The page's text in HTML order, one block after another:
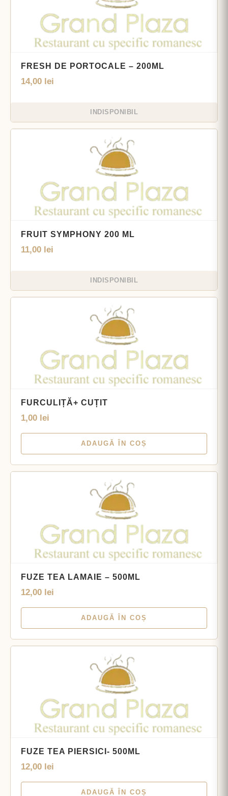
FRESH DE PORTOCALE – 200ML
14,00 lei
INDISPONIBIL
FRUIT SYMPHONY 200 ML
11,00 lei
INDISPONIBIL
FURCULIȚĂ+ CUȚIT
1,00 lei
ADAUGĂ ÎN COȘ
FUZE TEA LAMAIE – 500ML
12,00 lei
ADAUGĂ ÎN COȘ
FUZE TEA PIERSICI- 500ML
12,00 lei
ADAUGĂ ÎN COȘ